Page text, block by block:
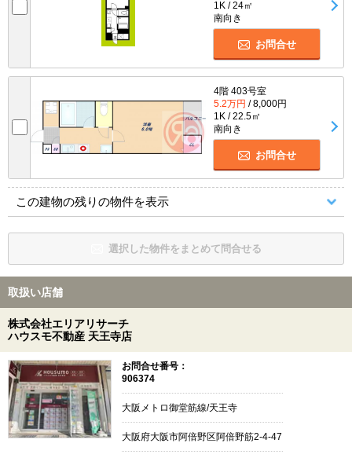
1K / 24㎡
南向き
お問合せ
4階 403号室
5.2万円 / 8,000円
1K / 22.5㎡
南向き
お問合せ
この建物の残りの物件を表示
選択した物件をまとめて問合せる
取扱い店舗
株式会社エリアリサーチ
ハウスモ不動産 天王寺店
お問合せ番号：
906374
大阪メトロ御堂筋線/天王寺
大阪府大阪市阿倍野区阿倍野筋2-4-47